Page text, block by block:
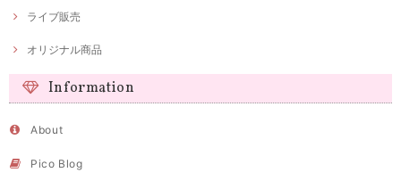
ライブ販売
オリジナル商品
Information
About
Pico Blog